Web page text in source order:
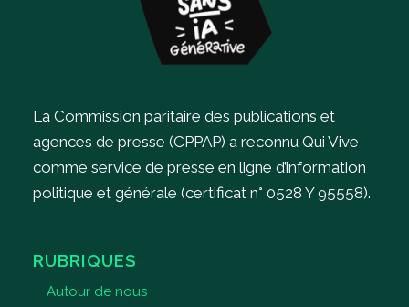
La Commission paritaire des publications et
agences de presse (CPPAP) a reconnu Qui Vive
comme service de presse en ligne d’information
politique et générale (certificat n° 0528 Y 95558).
RUBRIQUES
Autour de nous